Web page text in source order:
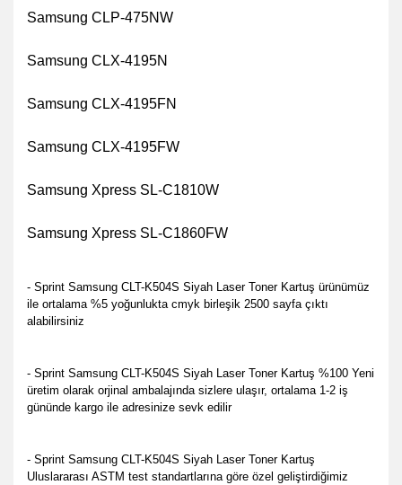
Samsung CLP-475NW
Samsung CLX-4195N
Samsung CLX-4195FN
Samsung CLX-4195FW
Samsung Xpress SL-C1810W
Samsung Xpress SL-C1860FW
- Sprint Samsung CLT-K504S Siyah Laser Toner Kartuş ürünümüz
ile ortalama %5 yoğunlukta cmyk birleşik 2500 sayfa çıktı
alabilirsiniz
- Sprint Samsung CLT-K504S Siyah Laser Toner Kartuş %100 Yeni
üretim olarak orjinal ambalajında sizlere ulaşır, ortalama 1-2 iş
gününde kargo ile adresinize sevk edilir
- Sprint Samsung CLT-K504S Siyah Laser Toner Kartuş
Uluslararası ASTM test standartlarına göre özel geliştirdiğimiz